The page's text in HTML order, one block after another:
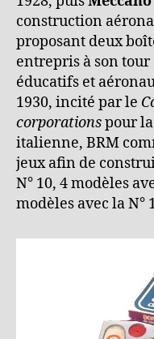
construction
proposant deux
entrepris à son
éducatifs et
1930, incité par le
corporationspour
italienne, BRM
jeux afin de
N° 10, 4 modèles
modèles avec la N°